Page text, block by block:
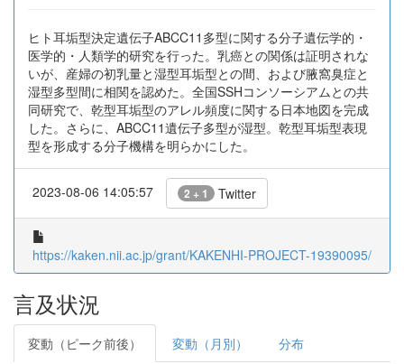
ヒト耳垢型決定遺伝子ABCC11多型に関する分子遺伝学的・
医学的・人類学的研究を行った。乳癌との関係は証明されな
いが、産婦の初乳量と湿型耳垢型との間、および腋窩臭症と
湿型多型間に相関を認めた。全国SSHコンソーシアムとの共
同研究で、乾型耳垢型のアレル頻度に関する日本地図を完成
した。さらに、ABCC11遺伝子多型が湿型。乾型耳垢型表現
型を形成する分子機構を明らかにした。
2023-08-06 14:05:57 2 + 1 Twitter
https://kaken.nii.ac.jp/grant/KAKENHI-PROJECT-19390095/
言及状況
変動（ピーク前後） 変動（月別） 分布